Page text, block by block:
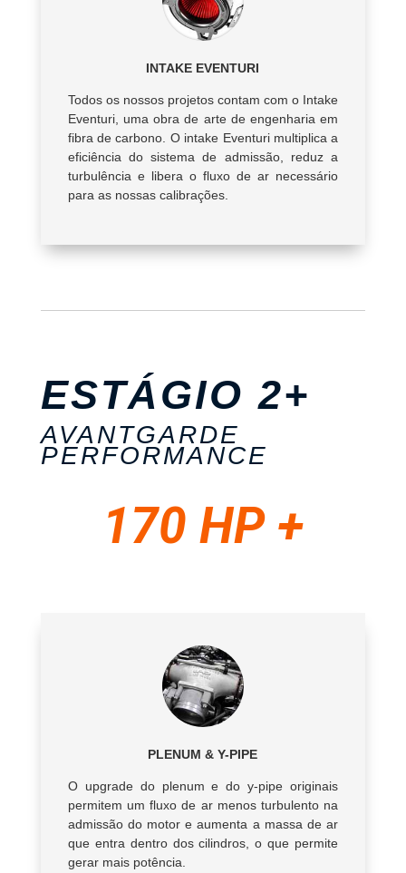
INTAKE EVENTURI
Todos os nossos projetos contam com o Intake
Eventuri, uma obra de arte de engenharia em
fibra de carbono. O intake Eventuri multiplica a
eficiência do sistema de admissão, reduz a
turbulência e libera o fluxo de ar necessário
para as nossas calibrações.
ESTÁGIO 2+
AVANTGARDE
PERFORMANCE
170 HP +
PLENUM & Y-PIPE
O upgrade do plenum e do y-pipe originais
permitem um fluxo de ar menos turbulento na
admissão do motor e aumenta a massa de ar
que entra dentro dos cilindros, o que permite
gerar mais potência.